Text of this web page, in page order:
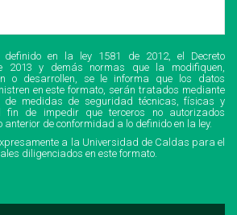
definido en la ley 1581 de 2012, el Decreto
2013 y demás normas que la modifiquen,
o desarrollen, se le informa que los datos
en este formato, serán tratados mediante
de medidas de seguridad técnicas, físicas y
fin de impedir que terceros no autorizados
de conformidad a lo definido en la ley.
a la Universidad de Caldas para el
diligenciados en este formato.